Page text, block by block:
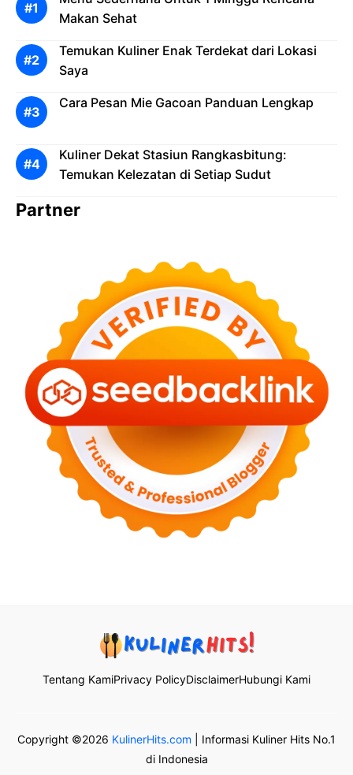
Makan Sehat
Temukan Kuliner Enak Terdekat dari Lokasi
Saya
Cara Pesan Mie Gacoan Panduan Lengkap
Kuliner Dekat Stasiun Rangkasbitung:
Temukan Kelezatan di Setiap Sudut
Partner
Tentang KamiPrivacy PolicyDisclaimerHubungi Kami
Copyright ©2026 KulinerHits.com | Informasi Kuliner Hits No.1
di Indonesia